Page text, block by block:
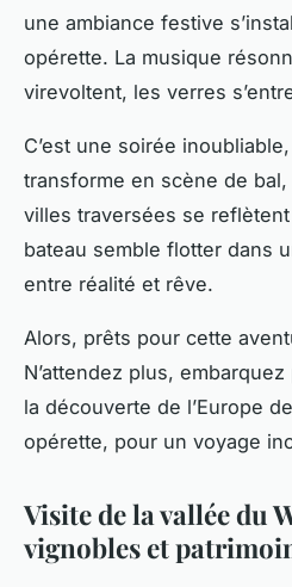
une ambiance festive
opérette. La musique
virevoltent, les verres
C’est une soirée
transforme en scène de
villes traversées se reflètent
bateau semble flotter dans
entre réalité et rêve.
Alors, prêts pour cette
N’attendez plus,
la découverte de l’Europe
opérette, pour un voyage
Visite de la vallée du
vignobles et